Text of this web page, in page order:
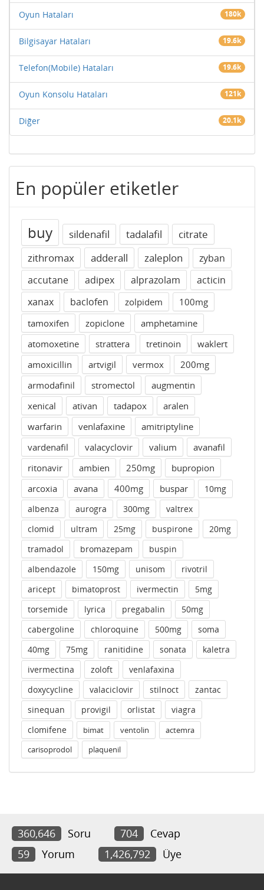
Oyun Hataları 180k
Bilgisayar Hataları 19.6k
Telefon(Mobile) Hataları 19.6k
Oyun Konsolu Hataları 121k
Diğer 20.1k
En popüler etiketler
buy sildenafil tadalafil
citrate
zithromax
adderall zaleplon
zyban
accutane
adipex alprazolam
acticin
xanax
baclofen zolpidem
100mg
tamoxifen
zopiclone
amphetamine
atomoxetine
strattera tretinoin
waklert
amoxicillin
artvigil vermox
200mg
armodafinil
stromectol
augmentin
xenical
ativan tadapox
aralen
warfarin
venlafaxine
amitriptyline
vardenafil
valacyclovir valium
avanafil
ritonavir
ambien 250mg
bupropion
arcoxia
avana 400mg buspar
10mg
albenza
aurogra 300mg
valtrex
clomid
ultram 25mg buspirone
20mg
tramadol
bromazepam
buspin
albendazole
150mg unisom
rivotril
aricept
bimatoprost ivermectin
5mg
torsemide
lyrica pregabalin
50mg
cabergoline
chloroquine 500mg
soma
40mg
75mg ranitidine sonata
kaletra
ivermectina
zoloft
venlafaxina
doxycycline
valaciclovir stilnoct
zantac
sinequan
provigil orlistat
viagra
clomifene
bimat ventolin
actemra
carisoprodol
plaquenil
360,646 Soru 704
Cevap
59
Yorum 1,426,792 Üye